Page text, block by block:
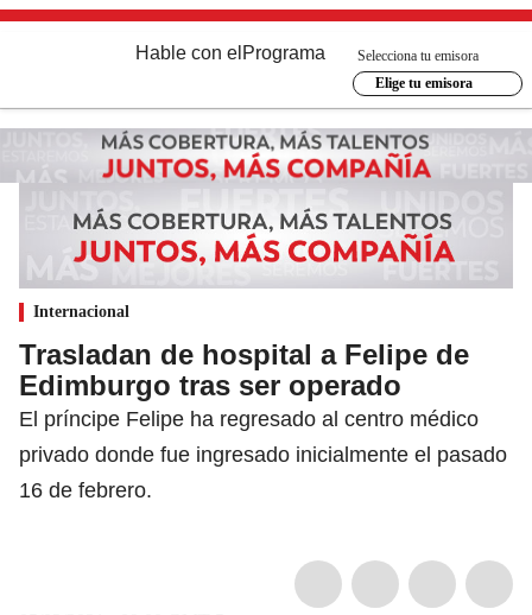
Hable con el Programa
Selecciona tu emisora
Elige tu emisora
Internacional
Trasladan de hospital a Felipe de
Edimburgo tras ser operado
El príncipe Felipe ha regresado al centro médico
privado donde fue ingresado inicialmente el pasado
16 de febrero.